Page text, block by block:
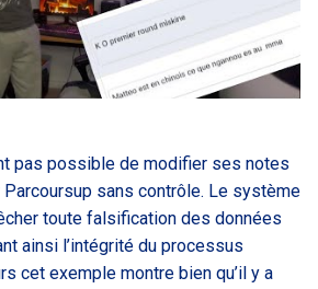
pas possible de modifier ses notes
sans contrôle. Le système
toute falsification des données
ainsi l’intégrité du processus
cet exemple montre bien qu’il y a